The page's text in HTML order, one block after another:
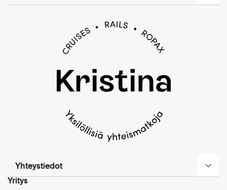
Yhteystiedot
Yritys